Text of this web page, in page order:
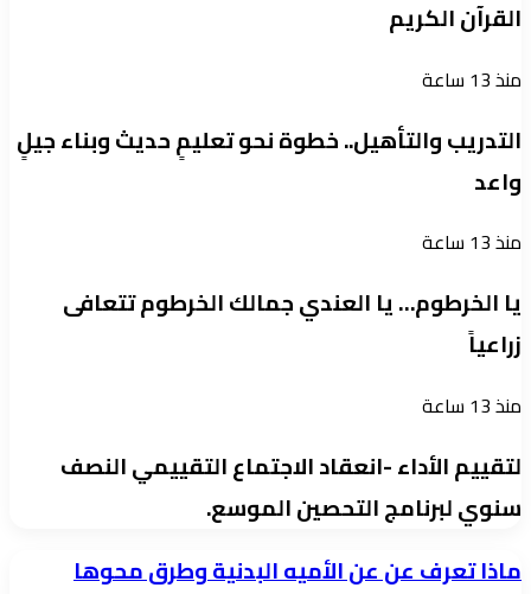
القرآن الكريم
منذ 13 ساعة
التدريب والتأهيل.. خطوة نحو تعليمٍ حديث وبناء جيلٍ
واعد
منذ 13 ساعة
يا الخرطوم… يا العندي جمالك الخرطوم تتعافى
زراعياً
منذ 13 ساعة
لتقييم الأداء -انعقاد الاجتماع التقييمي النصف
سنوي لبرنامج التحصين الموسع.
ماذا
ماذا تعرف عن عن الأميه البدنية وطرق محوها